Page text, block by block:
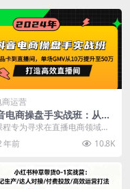
商运营
电商操盘手实战班：从商
到直播间，单场GMV从10
升至50万，…
程专为寻求在直播电商领域实
破与飞跃的商家设计，旨在通
的线下培训，帮...
年前 10.8K